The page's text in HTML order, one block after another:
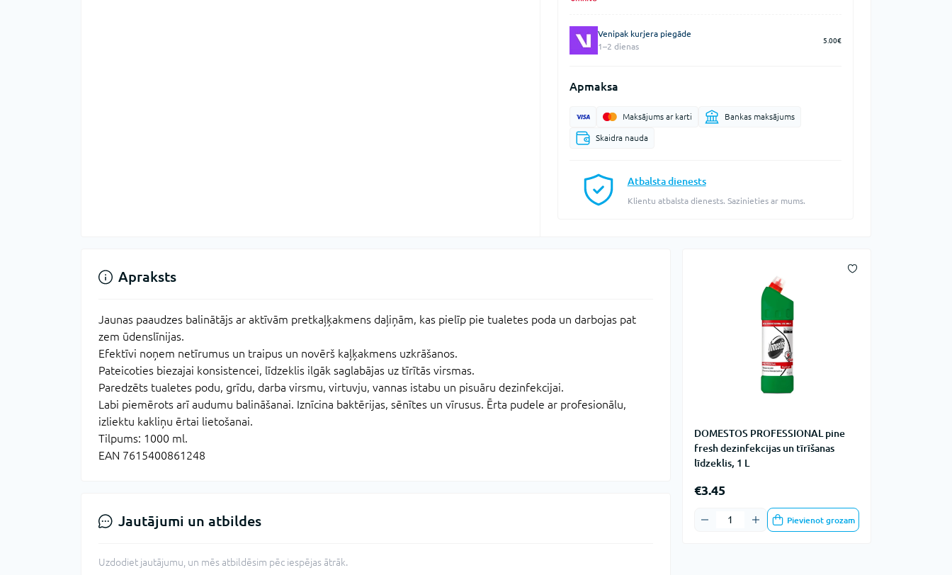
Venipak kurjera piegāde
1–2 dienas
5.00€
Apmaksa
Maksājums ar karti Bankas maksājums
Skaidra nauda
Atbalsta dienests
Klientu atbalsta dienests. Sazinieties ar mums.
DOMESTOS PROFESSIONAL pine
fresh dezinfekcijas un tīrīšanas
līdzeklis, 1 L
€3.45
Pievienot grozam
Apraksts
Jaunas paaudzes balinātājs ar aktīvām pretkaļķakmens daļiņām, kas pielīp pie tualetes poda un darbojas pat
zem ūdenslīnijas.
Efektīvi noņem netīrumus un traipus un novērš kaļķakmens uzkrāšanos.
Pateicoties biezajai konsistencei, līdzeklis ilgāk saglabājas uz tīrītās virsmas.
Paredzēts tualetes podu, grīdu, darba virsmu, virtuvju, vannas istabu un pisuāru dezinfekcijai.
Labi piemērots arī audumu balināšanai. Iznīcina baktērijas, sēnītes un vīrusus. Ērta pudele ar profesionālu,
izliektu kakliņu ērtai lietošanai.
Tilpums: 1000 ml.
EAN 7615400861248
Jautājumi un atbildes
Uzdodiet jautājumu, un mēs atbildēsim pēc iespējas ātrāk.